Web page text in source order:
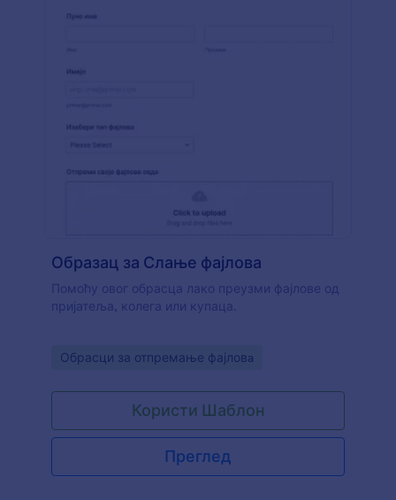
Образац за Слање фајлова
Помоћу овог обрасца лако преузми фајлове од
пријатеља, колега или купаца.
Go to Category:
Обрасци за отпремање фајловa
Користи Шаблон
Преглед